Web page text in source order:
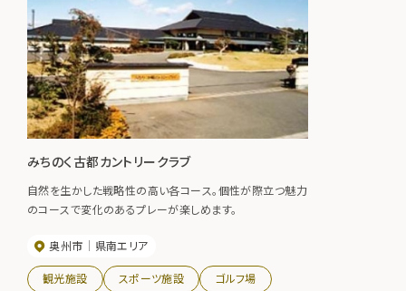
みちのく古都カントリークラブ
自然を生かした戦略性の高い各コース。個性が際立つ魅力
のコースで変化のあるプレーが楽しめます。
奥州市 県南エリア
観光施設 スポーツ施設 ゴルフ場